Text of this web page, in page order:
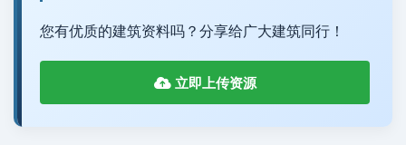
您有优质的建筑资料吗？分享给广大建筑同行！
立即上传资源